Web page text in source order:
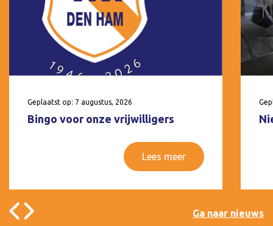
Geplaatst op: 7 augustus, 2026
Bingo voor onze vrijwilligers
Lees meer
Ga naar nieuws